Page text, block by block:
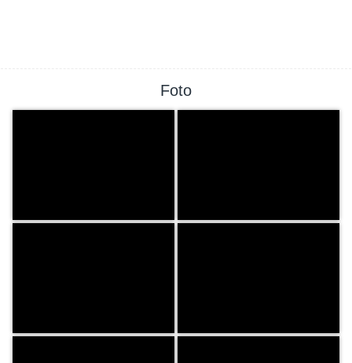
Foto